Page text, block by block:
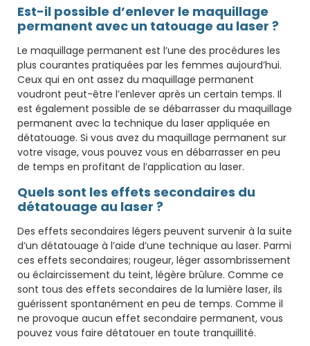
Est-il possible d’enlever le maquillage
permanent avec un tatouage au laser ?
Le maquillage permanent est l’une des procédures les
plus courantes pratiquées par les femmes aujourd’hui.
Ceux qui en ont assez du maquillage permanent
voudront peut-être l’enlever après un certain temps. Il
est également possible de se débarrasser du maquillage
permanent avec la technique du laser appliquée en
détatouage. Si vous avez du maquillage permanent sur
votre visage, vous pouvez vous en débarrasser en peu
de temps en profitant de l’application au laser.
Quels sont les effets secondaires du
détatouage au laser ?
Des effets secondaires légers peuvent survenir à la suite
d’un détatouage à l’aide d’une technique au laser. Parmi
ces effets secondaires; rougeur, léger assombrissement
ou éclaircissement du teint, légère brûlure. Comme ce
sont tous des effets secondaires de la lumière laser, ils
guérissent spontanément en peu de temps. Comme il
ne provoque aucun effet secondaire permanent, vous
pouvez vous faire détatouer en toute tranquillité.